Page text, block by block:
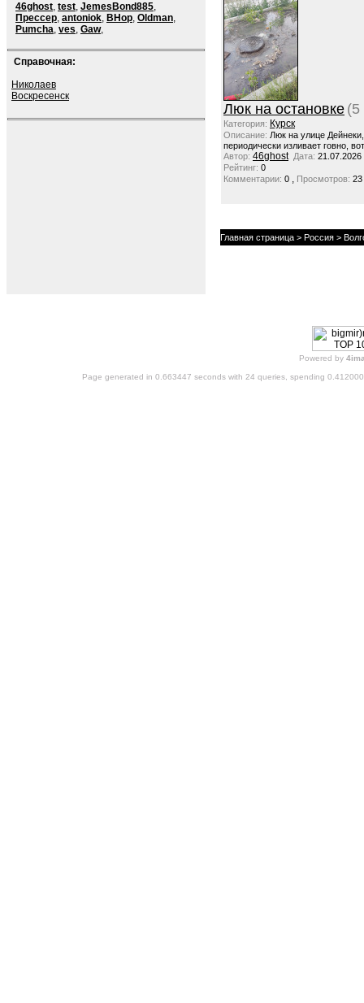
46ghost, test, JemesBond885,
Прессер, antoniok, BHop, Oldman,
Pumcha, ves, Gaw,
Справочная:
Николаев
Воскресенск
Люк на остановке (5
Категория: Курск
Описание: Люк на улице
периодически изливает говно,
Автор: 46ghost Дата: 21.07.2026
Рейтинг: 0
Комментарии: 0 , Просмотров: 23
Главная страница > Россия >
Powered by
Page generated in 0.663447 seconds with 24 queries, spending